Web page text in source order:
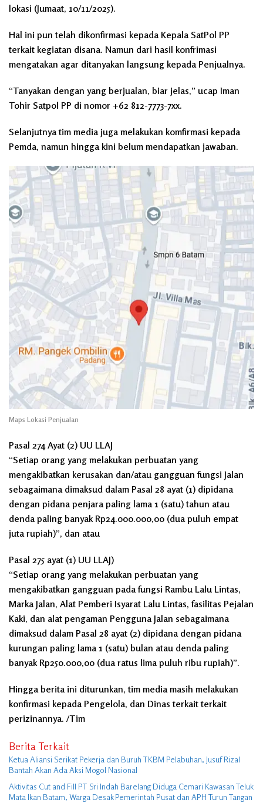
lokasi (Jumaat, 10/11/2025).
Hal ini pun telah dikonfirmasi kepada Kepala SatPol PP
terkait kegiatan disana. Namun dari hasil konfrimasi
mengatakan agar ditanyakan langsung kepada Penjualnya.
“Tanyakan dengan yang berjualan, biar jelas,” ucap Iman
Tohir Satpol PP di nomor +62 812-7773-7xx.
Selanjutnya tim media juga melakukan komfirmasi kepada
Pemda, namun hingga kini belum mendapatkan jawaban.
Maps Lokasi Penjualan
Pasal 274 Ayat (2) UU LLAJ
“Setiap orang yang melakukan perbuatan yang
mengakibatkan kerusakan dan/atau gangguan fungsi Jalan
sebagaimana dimaksud dalam Pasal 28 ayat (1) dipidana
dengan pidana penjara paling lama 1 (satu) tahun atau
denda paling banyak Rp24.000.000,00 (dua puluh empat
juta rupiah)”, dan atau
Pasal 275 ayat (1) UU LLAJ)
“Setiap orang yang melakukan perbuatan yang
mengakibatkan gangguan pada fungsi Rambu Lalu Lintas,
Marka Jalan, Alat Pemberi Isyarat Lalu Lintas, fasilitas Pejalan
Kaki, dan alat pengaman Pengguna Jalan sebagaimana
dimaksud dalam Pasal 28 ayat (2) dipidana dengan pidana
kurungan paling lama 1 (satu) bulan atau denda paling
banyak Rp250.000,00 (dua ratus lima puluh ribu rupiah)”.
Hingga berita ini diturunkan, tim media masih melakukan
konfirmasi kepada Pengelola, dan Dinas terkait terkait
perizinannya. /Tim
Berita Terkait
Ketua Aliansi Serikat Pekerja dan Buruh TKBM Pelabuhan, Jusuf Rizal
Bantah Akan Ada Aksi Mogol Nasional
Aktivitas Cut and Fill PT Sri Indah Barelang Diduga Cemari Kawasan Teluk
Mata Ikan Batam, Warga Desak Pemerintah Pusat dan APH Turun Tangan